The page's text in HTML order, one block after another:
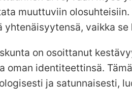
muuttuviin
vaikka
on osoittanut
oman identiteettinsä.
ja satunnaisesti,